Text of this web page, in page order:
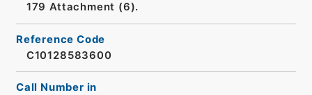
179 Attachment (6).
Reference Code
C10128583600
Call Number in